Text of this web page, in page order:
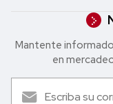
Mantente
en